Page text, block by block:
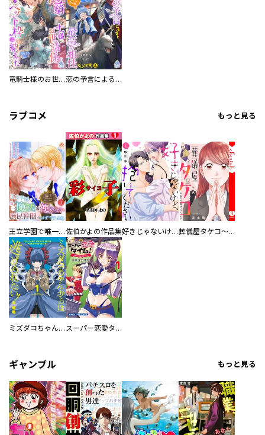
竜騎士様のお世話係あるいはペット枠に納まったようです 恋の予言によると騎士団長様とモフモフ好きなギルド受付嬢は最高の相性らしいです。
ラブコメ もっと見る
王立学園で唯一魔法が使えない庶民仲間のはずですよね～実は王子様で私を溺愛しているなんて告白はやめてください～佐伯かよの作品集 好きじゃないけど、抱いてください【電子単行本版／特典おまけ付き】 葬儀屋タケコ～あなたの最期、叶えます【電子単行本版】
ミズダコちゃんからは逃げられない！ スーパー恋愛タイム！～現場でドＳな彼女は自宅でデレる～
ギャンブル もっと見る